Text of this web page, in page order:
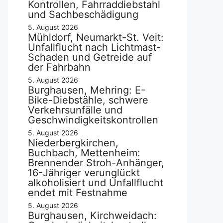
Kontrollen, Fahrraddiebstahl
und Sachbeschädigung
5. August 2026
Mühldorf, Neumarkt-St. Veit:
Unfallflucht nach Lichtmast-
Schaden und Getreide auf
der Fahrbahn
5. August 2026
Burghausen, Mehring: E-
Bike-Diebstähle, schwere
Verkehrsunfälle und
Geschwindigkeitskontrollen
5. August 2026
Niederbergkirchen,
Buchbach, Mettenheim:
Brennender Stroh-Anhänger,
16-Jähriger verunglückt
alkoholisiert und Unfallflucht
endet mit Festnahme
5. August 2026
Burghausen, Kirchweidach: